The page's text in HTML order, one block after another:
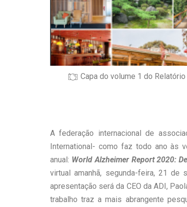
Capa do volume 1 do
A federação internacional de
International- como faz todo ano às
anual: World Alzheimer Report 2020:
virtual amanhã, segunda-feira, 21
apresentação será da CEO da ADI,
trabalho traz a mais abrangente